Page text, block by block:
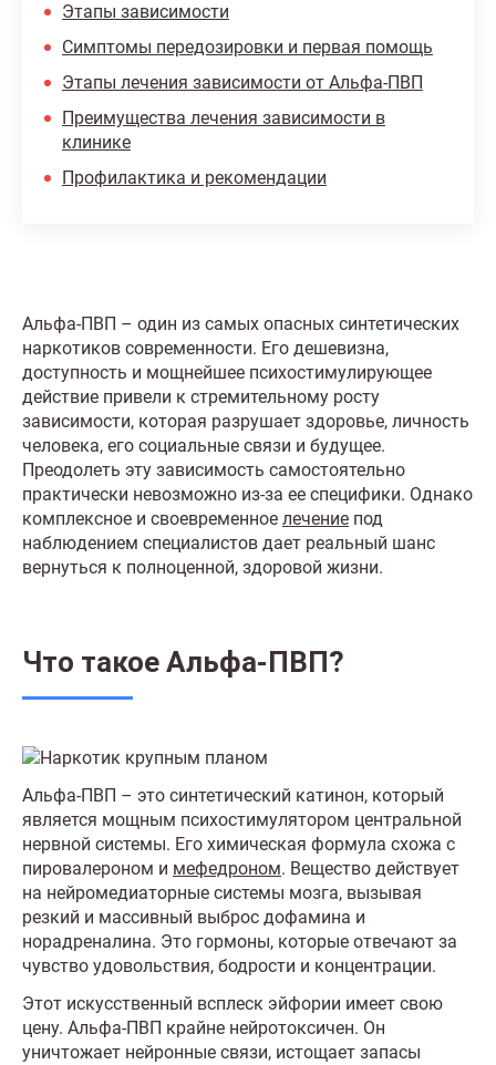
Этапы зависимости
Симптомы передозировки и первая помощь
Этапы лечения зависимости от Альфа-ПВП
Преимущества лечения зависимости в
клинике
Профилактика и рекомендации
Альфа-ПВП – один из самых опасных синтетических
наркотиков современности. Его дешевизна,
доступность и мощнейшее психостимулирующее
действие привели к стремительному росту
зависимости, которая разрушает здоровье, личность
человека, его социальные связи и будущее.
Преодолеть эту зависимость самостоятельно
практически невозможно из-за ее специфики. Однако
комплексное и своевременное лечение под
наблюдением специалистов дает реальный шанс
вернуться к полноценной, здоровой жизни.
Что такое Альфа-ПВП?
Альфа-ПВП – это синтетический катинон, который
является мощным психостимулятором центральной
нервной системы. Его химическая формула схожа с
пировалероном и мефедроном. Вещество действует
на нейромедиаторные системы мозга, вызывая
резкий и массивный выброс дофамина и
норадреналина. Это гормоны, которые отвечают за
чувство удовольствия, бодрости и концентрации.
Этот искусственный всплеск эйфории имеет свою
цену. Альфа-ПВП крайне нейротоксичен. Он
уничтожает нейронные связи, истощает запасы